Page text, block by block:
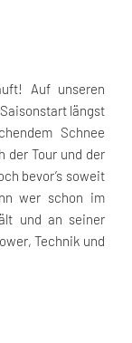
Auf unseren
längst
Schnee
der Tour und der
bevor’s soweit
wer schon im
und an seiner
Technik und